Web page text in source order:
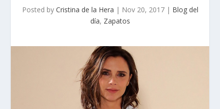
Posted by Cristina de la Hera | Nov 20, 2017| Blog del
día, Zapatos